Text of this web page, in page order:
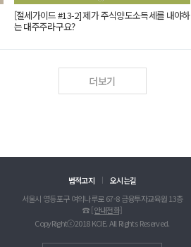
[절세가이드 #13-2] 제가 주식양도소득세를 내야하
는 대주주라구요?
더보기
법적고지
오시는길
서울시 영등포구 여의나루로 67-8 금융투자교육원 13층
☎[안내전화]
CopyRightⓒ2018 KCIE. All Rights Reserved.